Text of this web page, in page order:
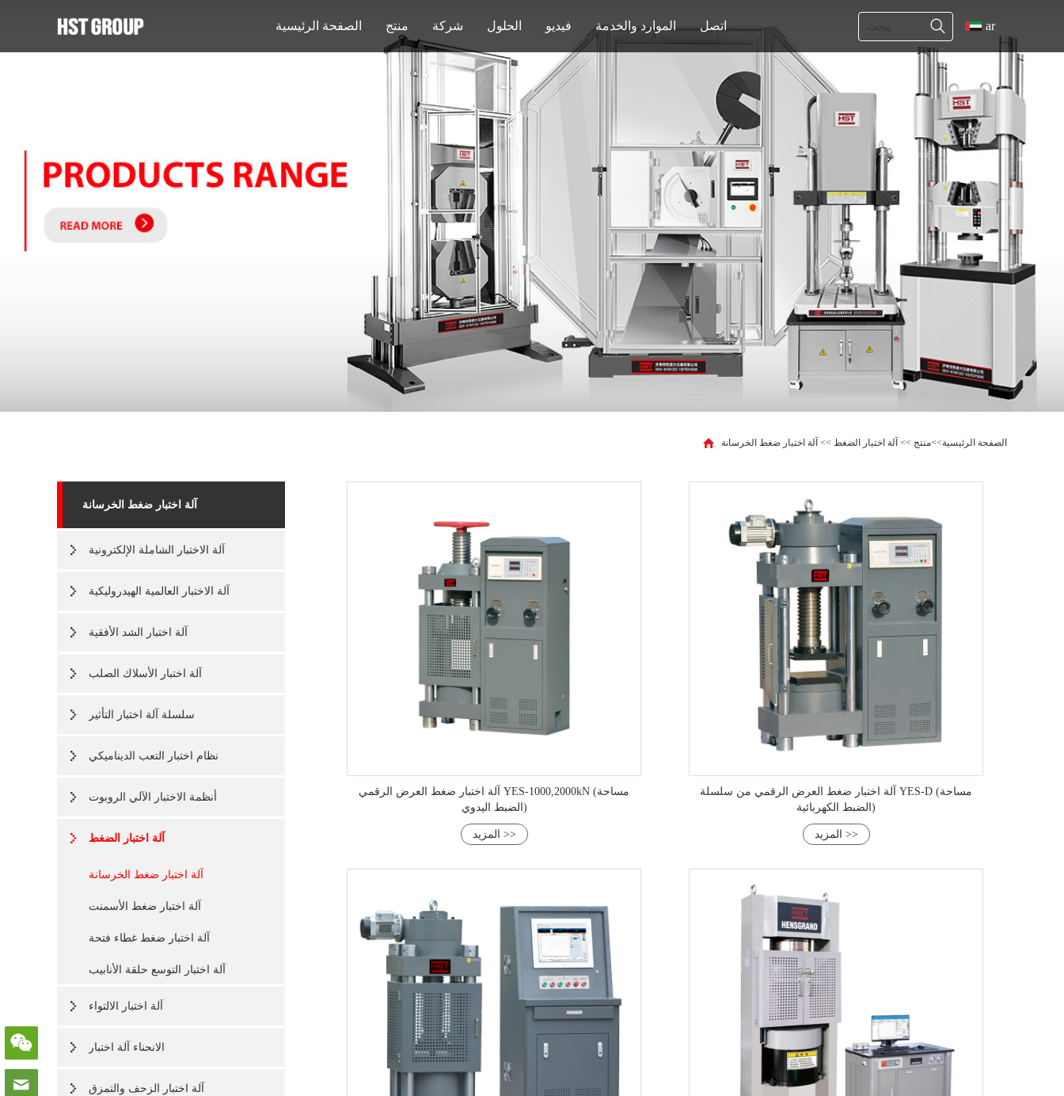
الصفحة الرئيسية منتج شركة الحلول فيديو الموارد والخدمة اتصل ar
الصفحة الرئيسية>>منتج >> آلة اختبار الضغط >> آلة اختبار ضغط الخرسانة
آلة اختبار ضغط الخرسانة
آلة الاختبار الشاملة الإلكترونية
آلة الاختبار العالمية الهيدروليكية
آلة اختبار الشد الأفقية
آلة اختبار الأسلاك الصلب
سلسلة آلة اختبار التأثير
نظام اختبار التعب الديناميكي
أنظمة الاختبار الآلي الروبوت
آلة اختبار الضغط
آلة اختبار ضغط الخرسانة
آلة اختبار ضغط الأسمنت
آلة اختبار ضغط غطاء فتحة
آلة اختبار التوسع حلقة الأنابيب
آلة اختبار الالتواء
الانحناء آلة اختبار
آلة اختبار الزحف والتمزق
آلة اختبار ضغط العرض الرقمي YES-1000,2000kN (مساحة
الضبط اليدوي)
المزيد >>
آلة اختبار ضغط العرض الرقمي من سلسلة YES-D (مساحة
الضبط الكهربائية)
المزيد >>